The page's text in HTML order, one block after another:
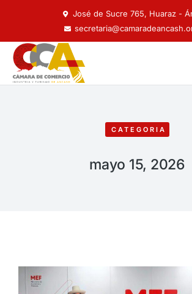
José de Sucre 765, Huaraz -
CATEGORIA
mayo 15, 2026